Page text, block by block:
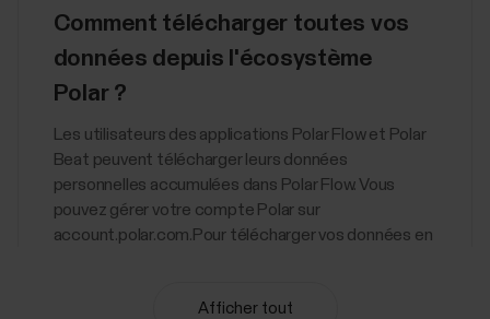
Comment télécharger toutes vos
données depuis l'écosystème
Polar ?
Les utilisateurs des applications Polar Flow et Polar
Beat peuvent télécharger leurs données
personnelles accumulées dans Polar Flow. Vous
pouvez gérer votre compte Polar sur
account.polar.com.Pour télécharger vos données en
Afficher tout